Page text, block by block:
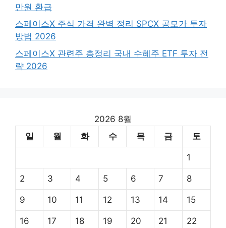
만원 환급
스페이스X 주식 가격 완벽 정리 SPCX 공모가 투자
방법 2026
스페이스X 관련주 총정리 국내 수혜주 ETF 투자 전
략 2026
2026 8월
일
월 화 수 목 금 토
1
2 3 4 5 6 7 8
9 10 11 12 13 14 15
16 17 18 19 20 21 22